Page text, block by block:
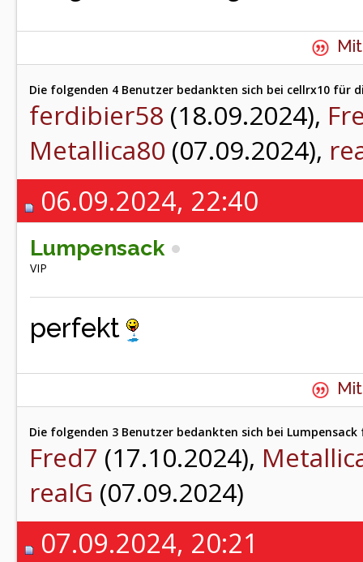
Die folgenden 4 Benutzer bedankten sich bei cellrx10 für
ferdibier58 (18.09.2024),
Metallica80 (07.09.2024),
06.09.2024, 22:40
Lumpensack
VIP
perfekt
Die folgenden 3 Benutzer bedankten sich bei Lumpensack
Fred7 (17.10.2024),
realG (07.09.2024)
07.09.2024, 20:21